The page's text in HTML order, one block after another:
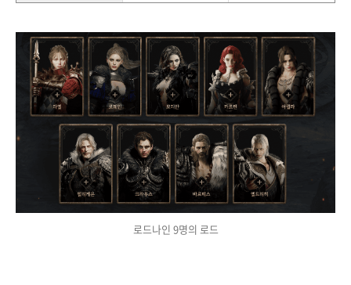
로드나인 9명의 로드